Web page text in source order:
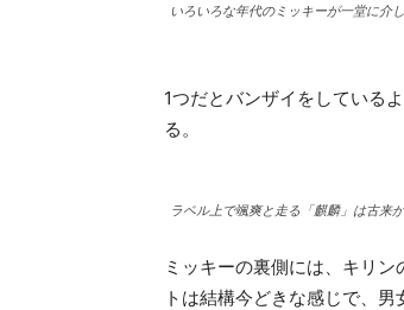
いろいろな年代のミッキーが一堂に介
1つだとバンザイをしている
る。
ラベル上で颯爽と走る「麒麟」は古来
ミッキーの裏側には、キリ
トは結構今どきな感じで、男